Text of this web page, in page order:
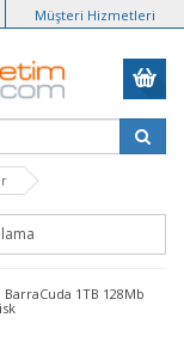
Müşteri Hizmetleri
BarraCuda 1TB 128Mb